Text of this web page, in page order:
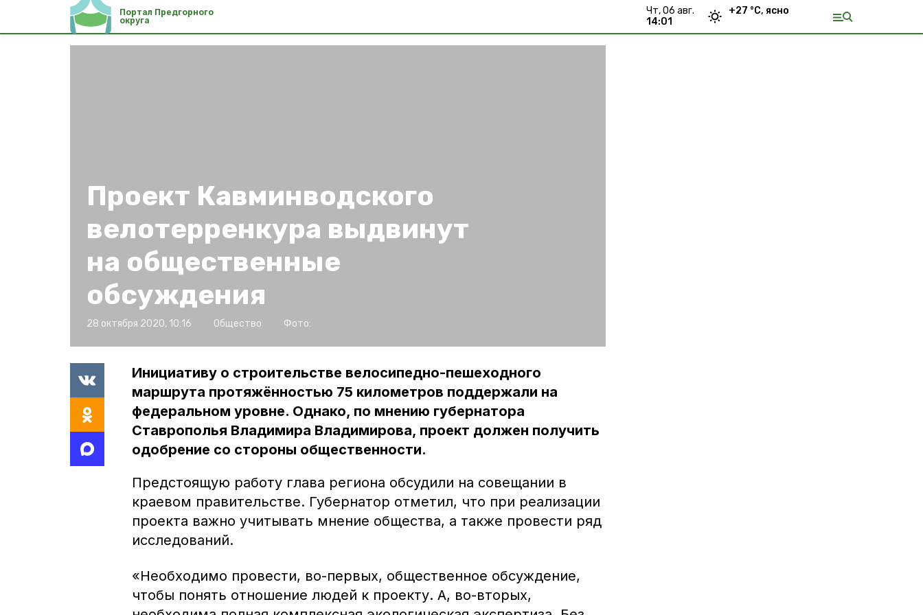
Портал Предгорного
округа
чт, 06 авг.
14:01
+27 °С, ясно
Проект Кавминводского
велотерренкура выдвинут
на общественные
обсуждения
28 октября 2020, 10:16 Общество Фото:
Инициативу о строительстве велосипедно-пешеходного
маршрута протяжённостью 75 километров поддержали на
федеральном уровне. Однако, по мнению губернатора
Ставрополья Владимира Владимирова, проект должен получить
одобрение со стороны общественности.
Предстоящую работу глава региона обсудили на совещании в
краевом правительстве. Губернатор отметил, что при реализации
проекта важно учитывать мнение общества, а также провести ряд
исследований.
«Необходимо провести, во-первых, общественное обсуждение,
чтобы понять отношение людей к проекту. А, во-вторых,